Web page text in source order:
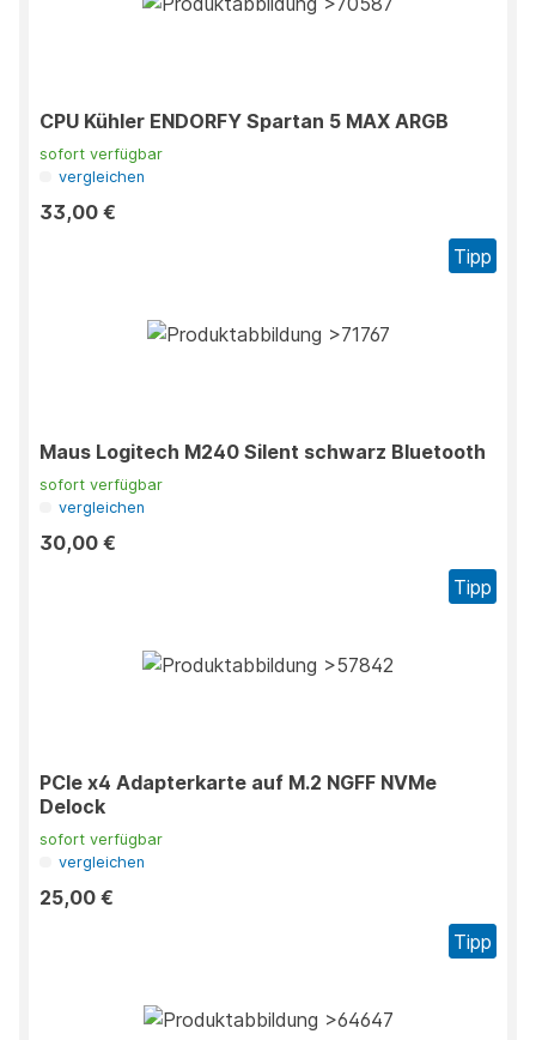
CPU Kühler ENDORFY Spartan 5 MAX ARGB
sofort verfügbar
vergleichen
33,00 €
Tipp
Maus Logitech M240 Silent schwarz Bluetooth
sofort verfügbar
vergleichen
30,00 €
Tipp
PCIe x4 Adapterkarte auf M.2 NGFF NVMe
Delock
sofort verfügbar
vergleichen
25,00 €
Tipp